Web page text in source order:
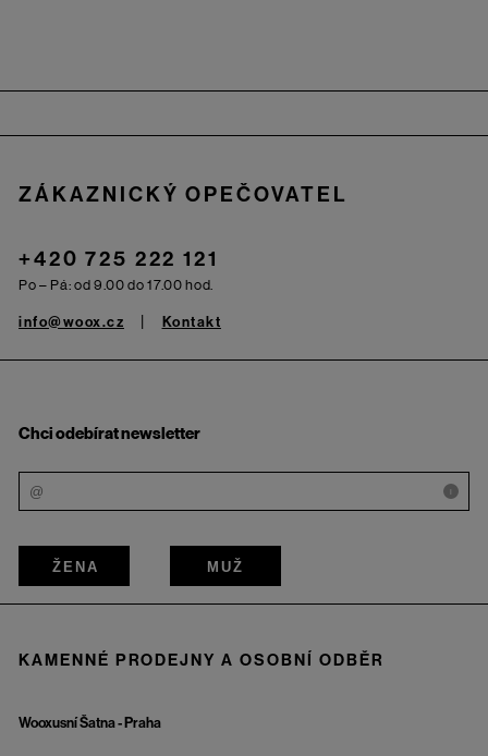
ZÁKAZNICKÝ OPEČOVATEL
+420 725 222 121
Po – Pá: od 9.00 do 17.00 hod.
info@woox.cz Kontakt
Chci odebírat newsletter
i
ŽENA MUŽ
KAMENNÉ PRODEJNY A OSOBNÍ ODBĚR
Wooxusní Šatna - Praha